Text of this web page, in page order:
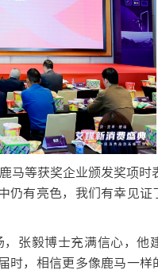
马等获奖企业颁发奖项时
仍有亮色，我们有幸见证
张毅博士充满信心，他
时，相信更多像鹿马一